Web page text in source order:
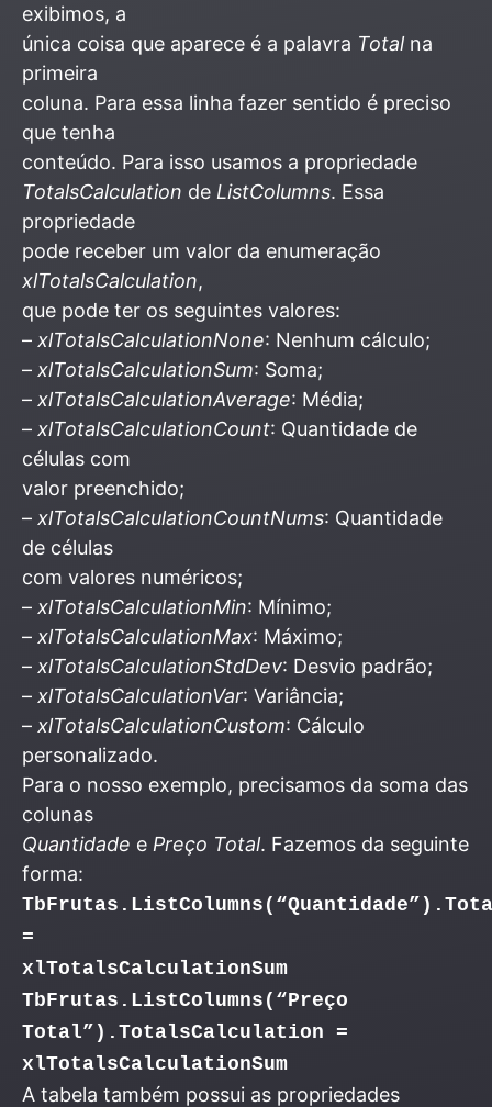
exibimos, a
única coisa que aparece é a palavra Totalna
primeira
coluna. Para essa linha fazer sentido é preciso
que tenha
conteúdo. Para isso usamos a propriedade
TotalsCalculation de ListColumns. Essa
propriedade
pode receber um valor da enumeração
xlTotalsCalculation,
que pode ter os seguintes valores:
– xlTotalsCalculationNone: Nenhum cálculo;
– xlTotalsCalculationSum: Soma;
– xlTotalsCalculationAverage: Média;
– xlTotalsCalculationCount: Quantidade de
células com
valor preenchido;
– xlTotalsCalculationCountNums: Quantidade
de células
com valores numéricos;
– xlTotalsCalculationMin: Mínimo;
– xlTotalsCalculationMax: Máximo;
– xlTotalsCalculationStdDev: Desvio padrão;
– xlTotalsCalculationVar: Variância;
– xlTotalsCalculationCustom: Cálculo
personalizado.
Para o nosso exemplo, precisamos da soma das
colunas
Quantidade e Preço Total. Fazemos da seguinte
forma:
=
xlTotalsCalculationSum
TbFrutas.ListColumns(“Preço
Total”).TotalsCalculation =
xlTotalsCalculationSum
A tabela também possui as propriedades